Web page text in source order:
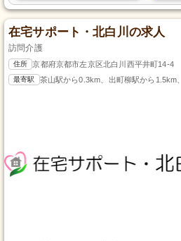
在宅サポート・北白川の求人
訪問介護
住所 京都府京都市左京区北白川西平井町14-4
最寄駅 茶山駅から0.3km、出町柳駅から1.5km